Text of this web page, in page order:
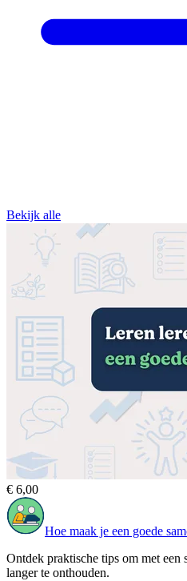
Bekijk alle
€ 6,00
Hoe maak je een goede
Ontdek praktische tips om met een
langer te onthouden.